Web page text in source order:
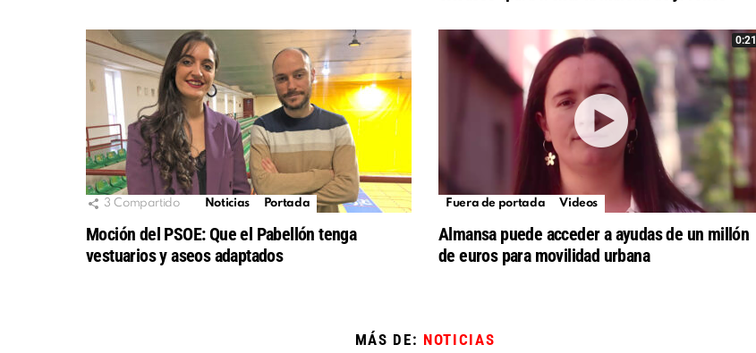
3 Compartido Noticias Portada
Moción del PSOE: Que el Pabellón tenga
vestuarios y aseos adaptados
0:21
Fuera de portada Videos
Almansa puede acceder a ayudas de un millón
de euros para movilidad urbana
MÁS DE: NOTICIAS